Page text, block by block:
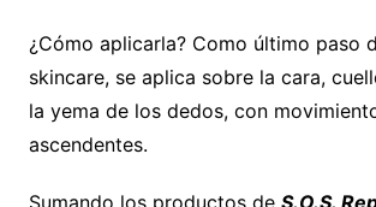
¿Cómo aplicarla? Como último paso
skincare, se aplica sobre la cara,
la yema de los dedos, con
ascendentes.
Sumando los productos de S.O.S.